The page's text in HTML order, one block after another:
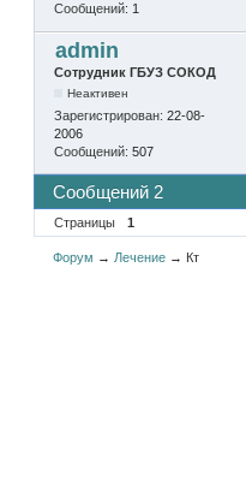
Сообщений: 1
admin
Сотрудник ГБУЗ СОКОД
Неактивен
Зарегистрирован: 22-08-
2006
Сообщений: 507
Сообщений 2
Страницы 1
Форум → Лечение → Кт